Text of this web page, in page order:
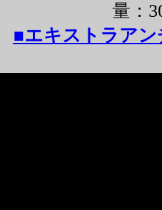
量：
■エキストラア